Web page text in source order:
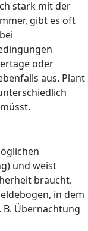
stark mit der
gibt es oft
oder
aus. Plant
und weist
braucht.
in dem
Übernachtung